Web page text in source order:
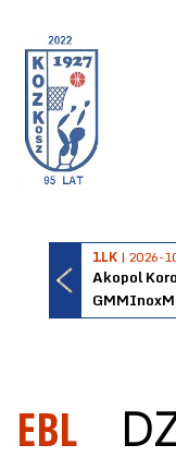
1LK | 2026-
EBL